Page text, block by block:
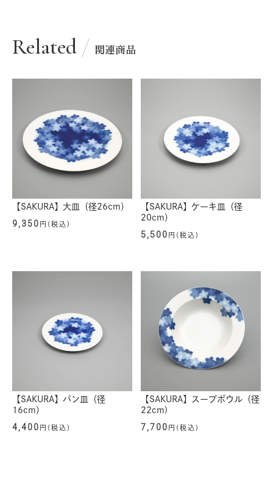
Related 関連商品
【SAKURA】大皿（径26cm）
9,350 円(税込)
【SAKURA】ケーキ皿（径
20cm）
5,500 円(税込)
【SAKURA】パン皿（径
16cm）
4,400 円(税込)
【SAKURA】スープボウル（径
22cm)
7,700 円(税込)